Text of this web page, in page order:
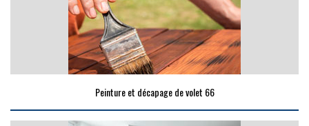
Peinture et décapage de volet 66